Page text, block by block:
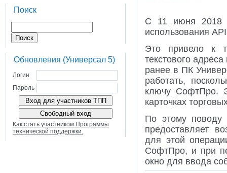
Поиск
Обновления (Универсал 5)
Логин
Пароль
Как стать участником Программы
технической поддержки.
С 11 июня 2018
использования
Это привело к
текстового
ранее в ПК
работать,
ключу СофтПро.
карточках
По этому поводу
предоставляет
для этой
СофтПро, и при
окно для ввода